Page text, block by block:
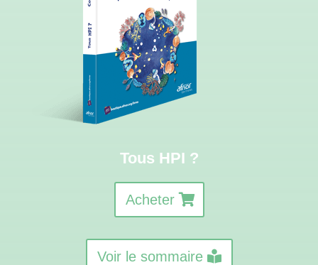
Tous HPI ?
Acheter
Voir le sommaire